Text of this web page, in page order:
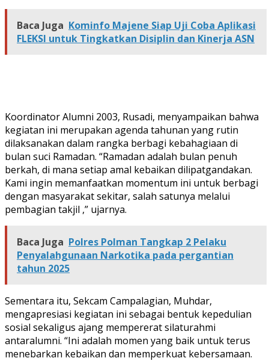
Baca Juga Kominfo Majene Siap Uji Coba Aplikasi
FLEKSI untuk Tingkatkan Disiplin dan Kinerja ASN
Koordinator Alumni 2003, Rusadi, menyampaikan bahwa
kegiatan ini merupakan agenda tahunan yang rutin
dilaksanakan dalam rangka berbagi kebahagiaan di
bulan suci Ramadan. “Ramadan adalah bulan penuh
berkah, di mana setiap amal kebaikan dilipatgandakan.
Kami ingin memanfaatkan momentum ini untuk berbagi
dengan masyarakat sekitar, salah satunya melalui
pembagian takjil ,” ujarnya.
Baca Juga Polres Polman Tangkap 2 Pelaku
Penyalahgunaan Narkotika pada pergantian
tahun 2025
Sementara itu, Sekcam Campalagian, Muhdar,
mengapresiasi kegiatan ini sebagai bentuk kepedulian
sosial sekaligus ajang mempererat silaturahmi
antaralumni. “Ini adalah momen yang baik untuk terus
menebarkan kebaikan dan memperkuat kebersamaan.